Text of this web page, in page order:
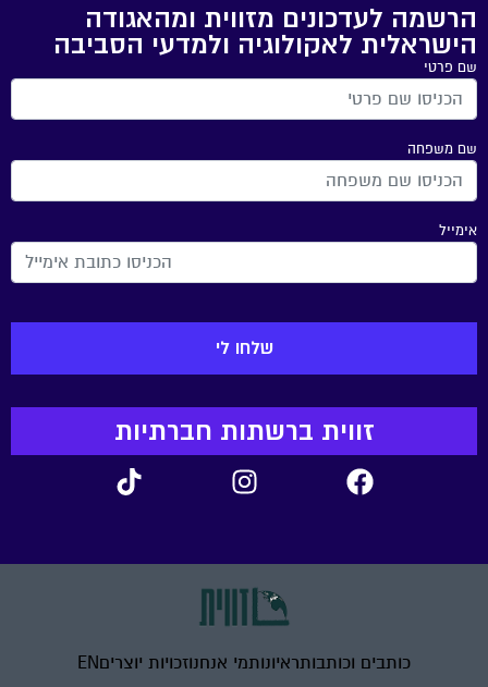
הרשמה לעדכונים מזווית ומהאגודה
הישראלית לאקולוגיה ולמדעי הסביבה
שם פרטי
שם משפחה
אימייל
זווית ברשתות חברתיות
כותבים וכותבותראיונותמי אנחנוזכויות יוצריםEN